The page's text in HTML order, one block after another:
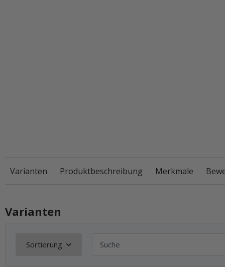
Varianten Produktbeschreibung Merkmale
Varianten
Sortierung